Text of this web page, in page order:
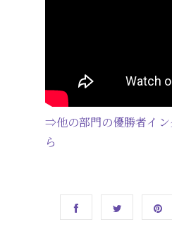
⇒他の部門の優勝者イン
ら